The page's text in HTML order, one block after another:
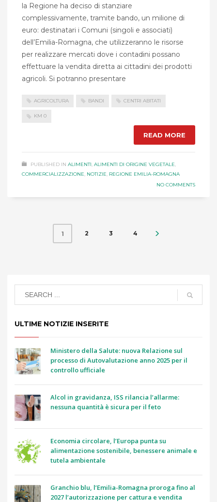
la Regione ha deciso di stanziare
complessivamente, tramite bando, un milione di
euro: destinatari i Comuni (singoli e associati)
dell’Emilia-Romagna, che utilizzeranno le risorse
per realizzare mercati dove i contadini possano
effettuare la vendita diretta ai cittadini dei prodotti
agricoli. Si potranno presentare
AGRICOLTURA BANDI CENTRI ABITATI
KM 0
READ MORE
PUBLISHED IN ALIMENTI ALIMENTI DI ORIGINE VEGETALE
COMMERCIALIZZAZIONE NOTIZIE REGIONE EMILIA-ROMAGNA
NO COMMENTS
1 2 3 4
ULTIME NOTIZIE INSERITE
Ministero della Salute: nuova Relazione sul
processo di Autovalutazione anno 2025 per il
controllo ufficiale
Alcol in gravidanza, ISS rilancia l’allarme:
nessuna quantità è sicura per il feto
Economia circolare, l’Europa punta su
alimentazione sostenibile, benessere animale e
tutela ambientale
Granchio blu, l’Emilia-Romagna proroga fino al
2027 l’autorizzazione per cattura e vendita